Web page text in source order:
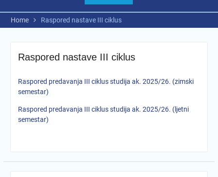
Home Raspored nastave III ciklus
Raspored nastave III ciklus
Raspored predavanja III ciklus studija ak. 2025/26. (zimski
semestar)
Raspored predavanja III ciklus studija ak. 2025/26. (ljetni
semestar)